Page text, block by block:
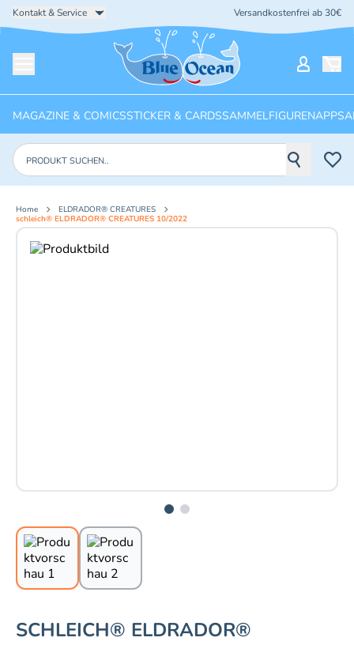
Kontakt & Service Versandkostenfrei ab 30€
Startseite
MAGAZINE & COMICSSTICKER & CARDSSAMMELFIGURENAPPS
Produkte suchen
Home
ELDRADOR® CREATURES
schleich® ELDRADOR® CREATURES 10/2022
Aktuelles Bild: 1 von 2
SCHLEICH® ELDRADOR®